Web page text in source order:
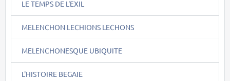
LE TEMPS DE L'EXIL
MELENCHON LECHIONS LECHONS
MELENCHONESQUE UBIQUITE
L'HISTOIRE BEGAIE